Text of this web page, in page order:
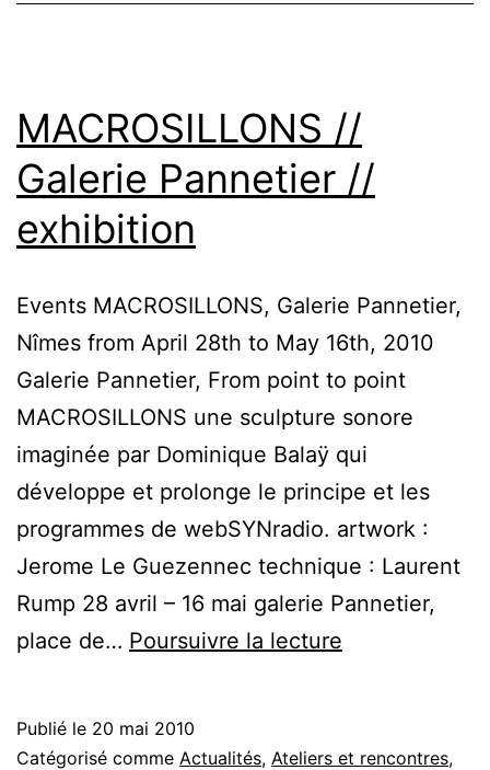
MACROSILLONS //
Galerie Pannetier //
exhibition
Events MACROSILLONS, Galerie Pannetier,
Nîmes from April 28th to May 16th, 2010
Galerie Pannetier, From point to point
MACROSILLONS une sculpture sonore
imaginée par Dominique Balaÿ qui
développe et prolonge le principe et les
programmes de webSYNradio. artwork :
Jerome Le Guezennec technique : Laurent
Rump 28 avril – 16 mai galerie Pannetier,
place de… Poursuivre la lecture
Pannetier
Publié le 20 mai 2010
Catégorisé comme Actualités, Ateliers et rencontres,